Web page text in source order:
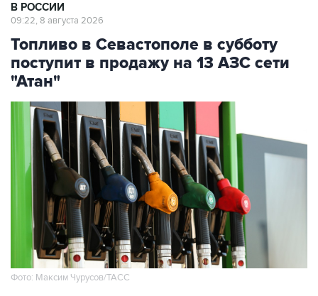
В РОССИИ
09:22, 8 августа 2026
Топливо в Севастополе в субботу
поступит в продажу на 13 АЗС сети
"Атан"
Фото: Максим Чурусов/ТАСС